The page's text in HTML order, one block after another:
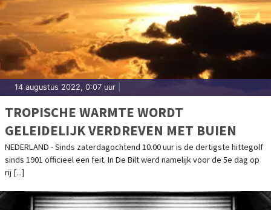
14 augustus 2022, 0:07 uur
TROPISCHE WARMTE WORDT
GELEIDELIJK VERDREVEN MET BUIEN
NEDERLAND - Sinds zaterdagochtend 10.00 uur is de dertigste hittegolf
sinds 1901 officieel een feit. In De Bilt werd namelijk voor de 5e dag op
rij [...]